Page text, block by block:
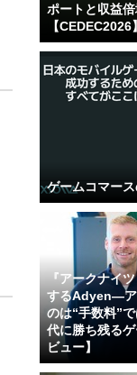
ポートと収益
【CEDEC2026】
ゲームコマー
『アークナイ
するAdyen―ア
のは“手数料”
代に勝ち残る
ビュー】